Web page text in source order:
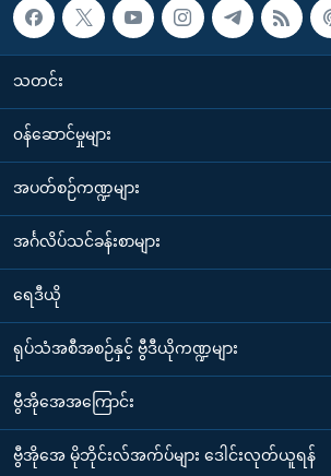
သတင်း
၀န်ဆောင်မှုများ
အပတ်စဉ်ကဏ္ဍများ
အင်္ဂလိပ်သင်ခန်းစာများ
ရေဒီယို
ရုပ်သံအစီအစဉ်နှင့် ဗွီဒီယိုကဏ္ဍများ
ဗွီအိုအေအကြောင်း
ဗွီအိုအေ မိုဘိုင်းလ်အက်ပ်များ ဒေါင်းလုတ်ယူရန်